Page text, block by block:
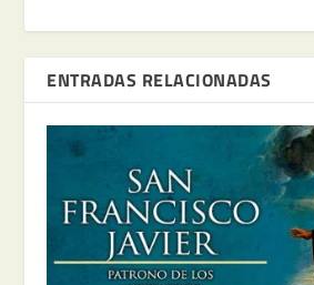
ENTRADAS RELACIONADAS